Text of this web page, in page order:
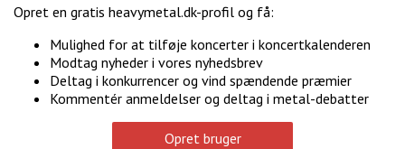
Opret en gratis heavymetal.dk-profil og få:
Mulighed for at tilføje koncerter i koncertkalenderen
Modtag nyheder i vores nyhedsbrev
Deltag i konkurrencer og vind spændende præmier
Kommentér anmeldelser og deltag i metal-debatter
Opret bruger